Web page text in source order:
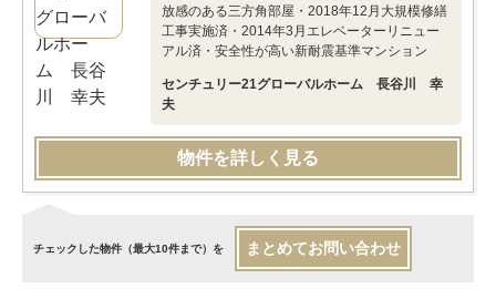
放感のある三方角部屋・2018年12月大規模修繕
工事実施済・2014年3月エレベーターリニュー
アル済・安全性が高い新耐震基準マンション
センチュリー21グローバルホーム 長谷川 幸
夫
物件を詳しく見る
チェックした物件（最大10件まで）を まとめてお問い合わせ